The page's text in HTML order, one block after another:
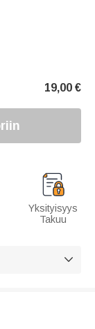
19,00 €
Yksityisyys
Takuu
